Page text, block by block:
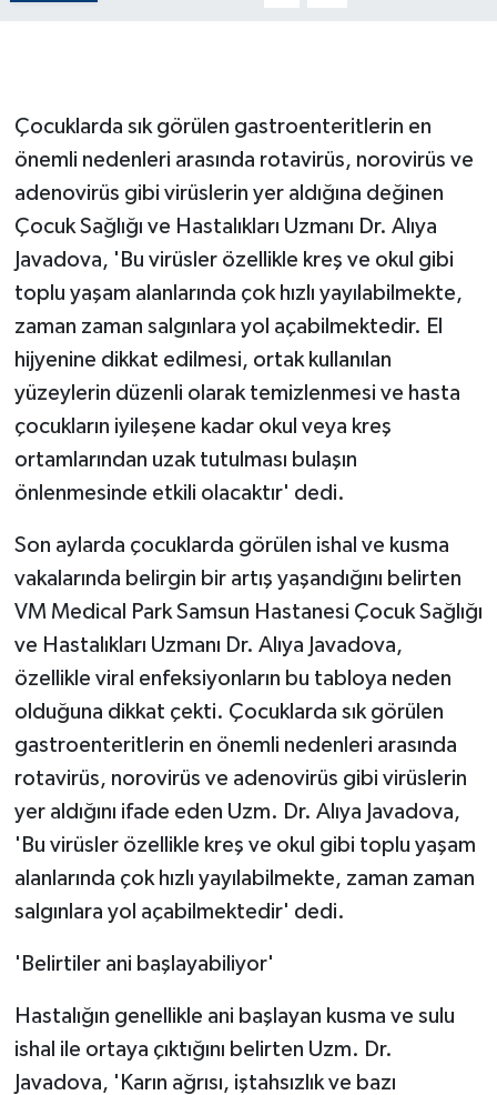
Çocuklarda sık görülen gastroenteritlerin en
önemli nedenleri arasında rotavirüs, norovirüs ve
adenovirüs gibi virüslerin yer aldığına değinen
Çocuk Sağlığı ve Hastalıkları Uzmanı Dr. Alıya
Javadova, 'Bu virüsler özellikle kreş ve okul gibi
toplu yaşam alanlarında çok hızlı yayılabilmekte,
zaman zaman salgınlara yol açabilmektedir. El
hijyenine dikkat edilmesi, ortak kullanılan
yüzeylerin düzenli olarak temizlenmesi ve hasta
çocukların iyileşene kadar okul veya kreş
ortamlarından uzak tutulması bulaşın
önlenmesinde etkili olacaktır' dedi.
Son aylarda çocuklarda görülen ishal ve kusma
vakalarında belirgin bir artış yaşandığını belirten
VM Medical Park Samsun Hastanesi Çocuk Sağlığı
ve Hastalıkları Uzmanı Dr. Alıya Javadova,
özellikle viral enfeksiyonların bu tabloya neden
olduğuna dikkat çekti. Çocuklarda sık görülen
gastroenteritlerin en önemli nedenleri arasında
rotavirüs, norovirüs ve adenovirüs gibi virüslerin
yer aldığını ifade eden Uzm. Dr. Alıya Javadova,
'Bu virüsler özellikle kreş ve okul gibi toplu yaşam
alanlarında çok hızlı yayılabilmekte, zaman zaman
salgınlara yol açabilmektedir' dedi.
'Belirtiler ani başlayabiliyor'
Hastalığın genellikle ani başlayan kusma ve sulu
ishal ile ortaya çıktığını belirten Uzm. Dr.
Javadova, 'Karın ağrısı, iştahsızlık ve bazı
HABERDE İNSAN
İNSAN
İş Dünyası
Jandarma
Kadın
KÜLTÜR SANAT
Otomobil
POLİTİKA
Sağlık
SİYASET
TEKNOLOJİ
Turizm
YEREL